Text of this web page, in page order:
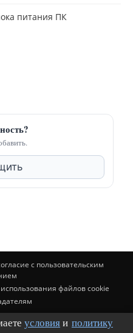
питания ПК
условияи политику
с пользовательским
файлов cookie
Материалы